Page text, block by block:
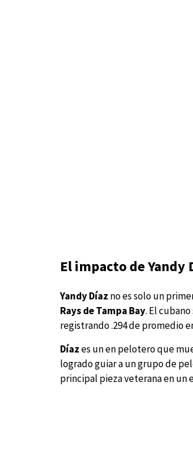
El impacto de Yandy
Yandy Díaz no es solo un
Rays de Tampa Bay. El
registrando .294 de promedio
Díazes un en pelotero que
logrado guiar a un grupo de
principal pieza veterana en un